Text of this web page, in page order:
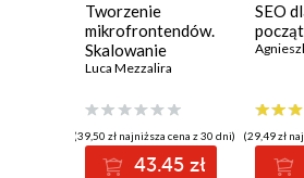
Tworzenie
mikrofrontendów.
Skalowanie
zespołów i
możliwości dla
twórców
oprogramowania
Luca Mezzalira
(39,50 zł najniższa cena z 30 dni)
43.45 zł
SEO
(29,49 zł